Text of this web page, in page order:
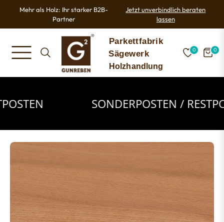
Mehr als Holz: Ihr starker B2B-
Partner
Jetzt unverbindlich beraten
lassen
NAVIGATION
0 0
SONDERPOSTEN /
/
Restposten